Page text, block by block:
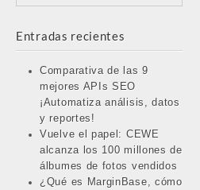
Entradas recientes
Comparativa de las 9
mejores APIs SEO
¡Automatiza análisis, datos
y reportes!
Vuelve el papel: CEWE
alcanza los 100 millones de
álbumes de fotos vendidos
¿Qué es MarginBase, cómo